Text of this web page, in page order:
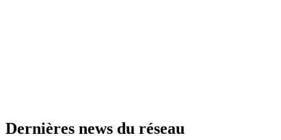
Dernières news du réseau